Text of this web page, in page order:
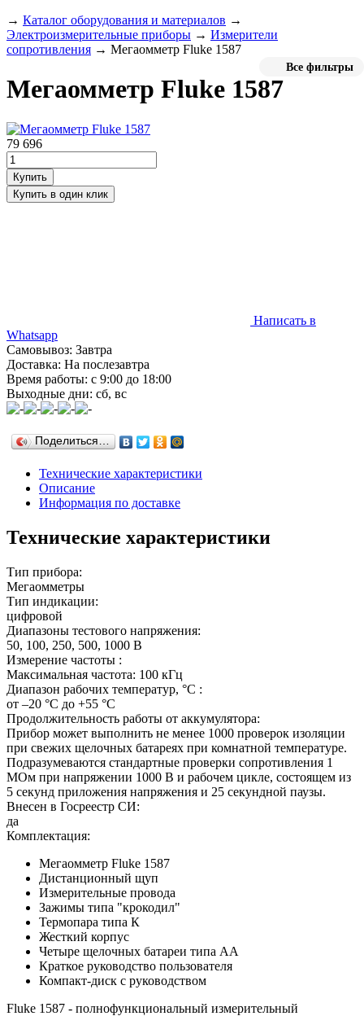
→ Каталог оборудования и материалов →
Электроизмерительные приборы → Измерители
сопротивления → Мегаомметр Fluke 1587
Все фильтры
Мегаомметр Fluke 1587
79 696
Написать в
Whatsapp
Самовывоз: Завтра
Доставка: На послезавтра
Время работы: с 9:00 до 18:00
Выходные дни: сб, вс
Поделиться…
Технические характеристики
Описание
Информация по доставке
Технические характеристики
Тип прибора:
Мегаомметры
Тип индикации:
цифровой
Диапазоны тестового напряжения:
50, 100, 250, 500, 1000 В
Измерение частоты :
Максимальная частота: 100 кГц
Диапазон рабочих температур, °C :
от –20 °C до +55 °C
Продолжительность работы от аккумулятора:
Прибор может выполнить не менее 1000 проверок изоляции
при свежих щелочных батареях при комнатной температуре.
Подразумеваются стандартные проверки сопротивления 1
MОм при напряжении 1000 В и рабочем цикле, состоящем из
5 секунд приложения напряжения и 25 секундной паузы.
Внесен в Госреестр СИ:
да
Комплектация:
Мегаомметр Fluke 1587
Дистанционный щуп
Измерительные провода
Зажимы типа "крокодил"
Термопара типа К
Жесткий корпус
Четыре щелочных батареи типа AA
Краткое руководство пользователя
Компакт-диск с руководством
Fluke 1587 - полнофункциональный измерительный